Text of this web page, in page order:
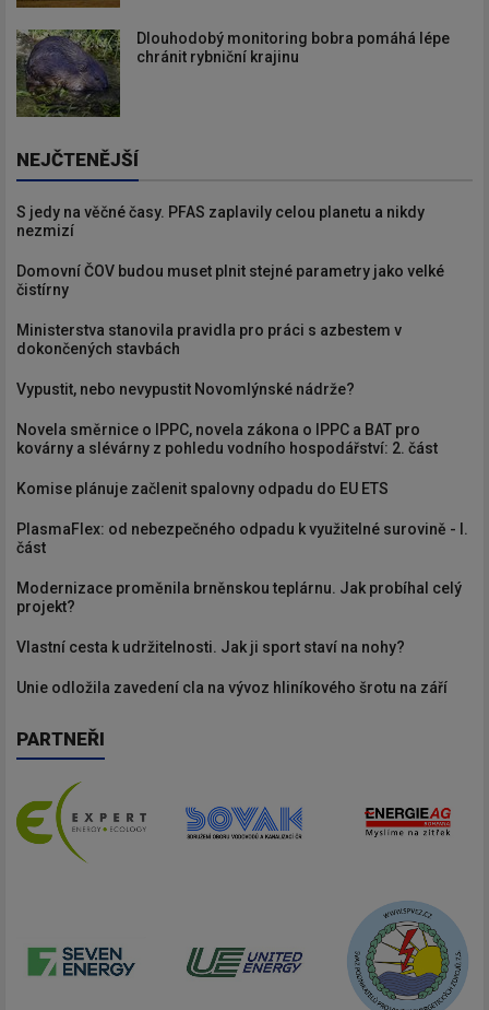
Dlouhodobý monitoring bobra pomáhá lépe
chránit rybniční krajinu
NEJČTENĚJŠÍ
S jedy na věčné časy. PFAS zaplavily celou planetu a nikdy
nezmizí
Domovní ČOV budou muset plnit stejné parametry jako velké
čistírny
Ministerstva stanovila pravidla pro práci s azbestem v
dokončených stavbách
Vypustit, nebo nevypustit Novomlýnské nádrže?
Novela směrnice o IPPC, novela zákona o IPPC a BAT pro
kovárny a slévárny z pohledu vodního hospodářství: 2. část
Komise plánuje začlenit spalovny odpadu do EU ETS
PlasmaFlex: od nebezpečného odpadu k využitelné surovině - I.
část
Modernizace proměnila brněnskou teplárnu. Jak probíhal celý
projekt?
Vlastní cesta k udržitelnosti. Jak ji sport staví na nohy?
Unie odložila zavedení cla na vývoz hliníkového šrotu na září
PARTNEŘI
budeme zasílat ty nejdůležitější
Odebírat